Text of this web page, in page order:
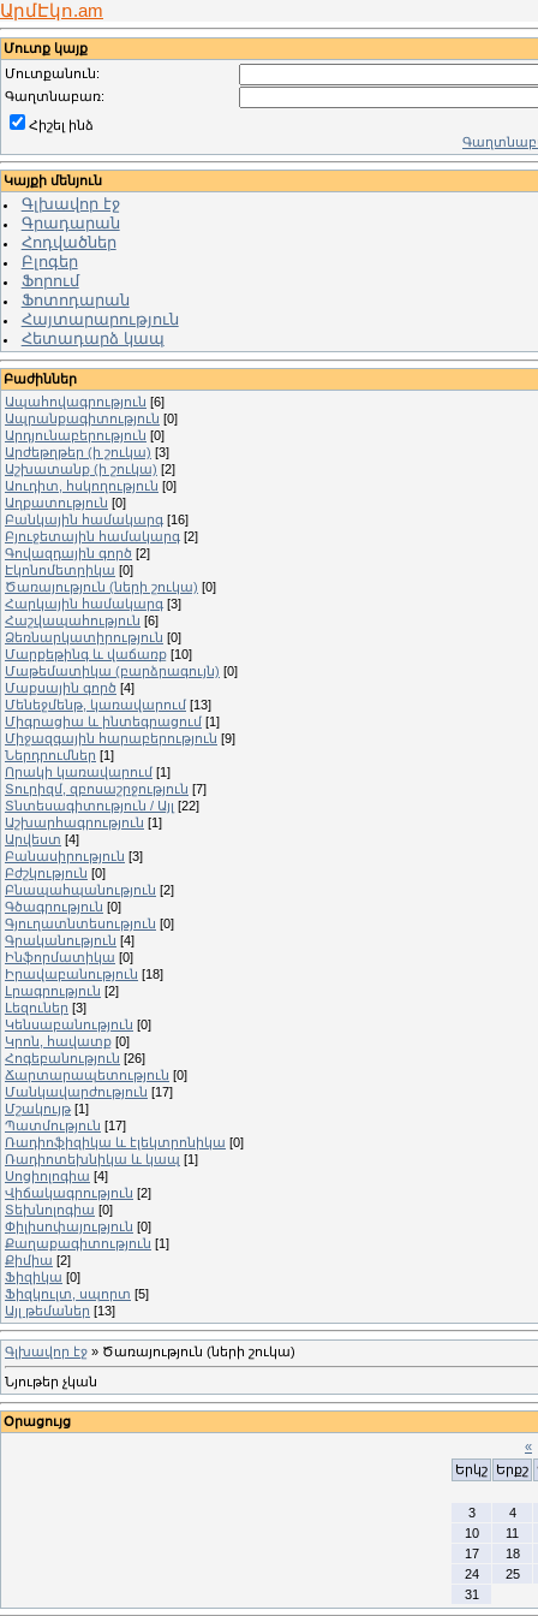
ԱրմԷկո.am
Մուտք կայք
Մուտքանուն:
Գաղտնաբառ:
Հիշել ինձ
Կայքի մենյուն
Գլխավոր էջ
Գրադարան
Հոդվածներ
Բլոգեր
Ֆորում
Ֆոտոդարան
Հայտարարություն
Հետադարձ կապ
Բաժիններ
Ապահովագրություն [6]
Ապրանքագիտություն [0]
Արդյունաբերություն [0]
Արժեթղթեր (ի շուկա) [3]
Աշխատանք (ի շուկա) [2]
Աուդիտ, հսկողություն [0]
Աղքատություն [0]
Բանկային համակարգ [16]
Բյուջետային համակարգ [2]
Գովազդային գործ [2]
Էկոնոմետրիկա [0]
Ծառայություն (ների շուկա) [0]
Հարկային համակարգ [3]
Հաշվապահություն [6]
Ձեռնարկատիրություն [0]
Մարքեթինգ և վաճառք [10]
Մաթեմատիկա (բարձրագույն) [0]
Մաքսային գործ [4]
Մենեջմենթ, կառավարում [13]
Միգրացիա և ինտեգրացում [1]
Միջազգային հարաբերություն [9]
Ներդրումներ [1]
Որակի կառավարում [1]
Տուրիզմ, զբոսաշրջություն [7]
Տնտեսագիտություն / Այլ [22]
Աշխարհագրություն [1]
Արվեստ [4]
Բանասիրություն [3]
Բժշկություն [0]
Բնապահպանություն [2]
Գծագրություն [0]
Գյուղատնտեսություն [0]
Գրականություն [4]
Ինֆորմատիկա [0]
Իրավաբանություն [18]
Լրագրություն [2]
Լեզուներ [3]
Կենսաբանություն [0]
Կրոն, հավատք [0]
Հոգեբանություն [26]
Ճարտարապետություն [0]
Մանկավարժություն [17]
Մշակույթ [1]
Պատմություն [17]
Ռադիոֆիզիկա և էլեկտրոնիկա [0]
Ռադիոտեխնիկա և կապ [1]
Սոցիոլոգիա [4]
Վիճակագրություն [2]
Տեխնոլոգիա [0]
Փիլիսոփայություն [0]
Քաղաքագիտություն [1]
Քիմիա [2]
Ֆիզիկա [0]
Ֆիզկուլտ, սպորտ [5]
Այլ թեմաներ [13]
Գլխավոր էջ » Ծառայություն (ների շուկա)
Նյութեր չկան
Օրացույց
«
Երկշ
Երքշ
3
4
10
11
17
18
24
25
31